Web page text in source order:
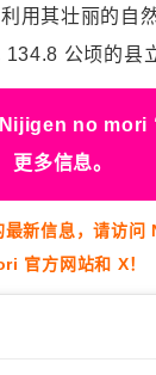
用其壮丽的自
公顷的县
no mori
更多信息。
最新信息，请访
官方网站和 X！